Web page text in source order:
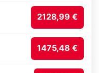
2128,99 €
1475,48 €